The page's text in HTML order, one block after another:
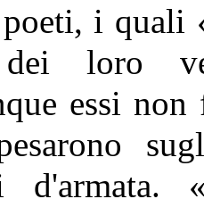
i quali
loro
essi